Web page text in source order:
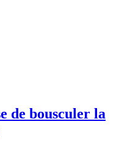
de bousculer la